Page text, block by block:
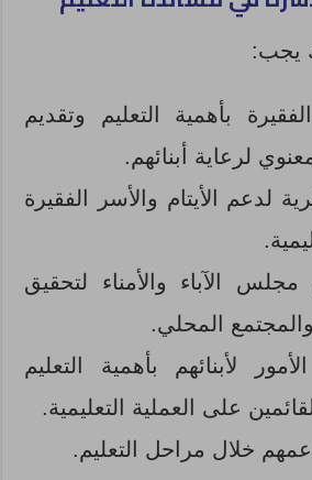
يجب:
بأهمية التعليم وتقديم
لرعاية أبنائهم.
لدعم الأيتام والأسر الفقيرة
الآباء والأمناء لتحقيق
المحلي.
لأبنائهم بأهمية التعليم
على العملية التعليمية.
خلال مراحل التعليم.